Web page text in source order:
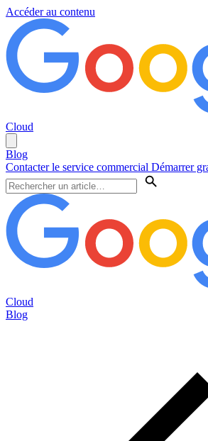
Accéder au contenu
Cloud
Blog
Contacter le service commercial Démarrer
Cloud
Blog